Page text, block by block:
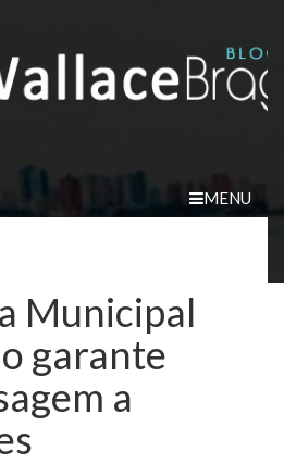
MENU
Municipal
garante
a